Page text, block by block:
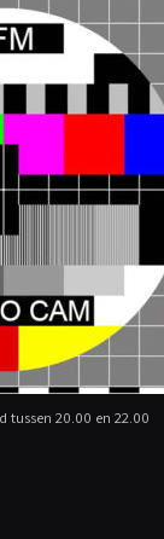
tussen 20.00 en 22.00